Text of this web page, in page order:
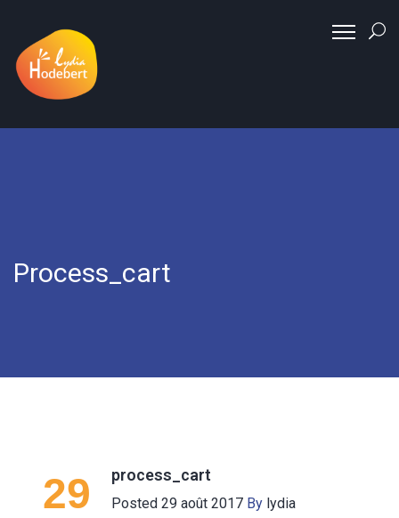
Process_cart
29 process_cart
Posted 29 août 2017 By lydia